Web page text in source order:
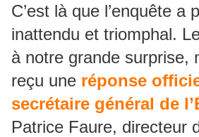
C’est là que l’enquête a
inattendu et triomphal.
à notre grande surprise,
reçu une réponse
secrétaire général de
Patrice Faure, directeur